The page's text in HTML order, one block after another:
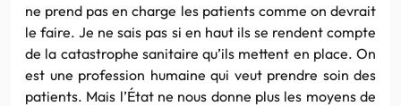
ne prend pas en charge les patients comme on devrait
le faire. Je ne sais pas si en haut ils se rendent compte
de la catastrophe sanitaire qu’ils mettent en place. On
est une profession humaine qui veut prendre soin des
patients. Mais l’État ne nous donne plus les moyens de